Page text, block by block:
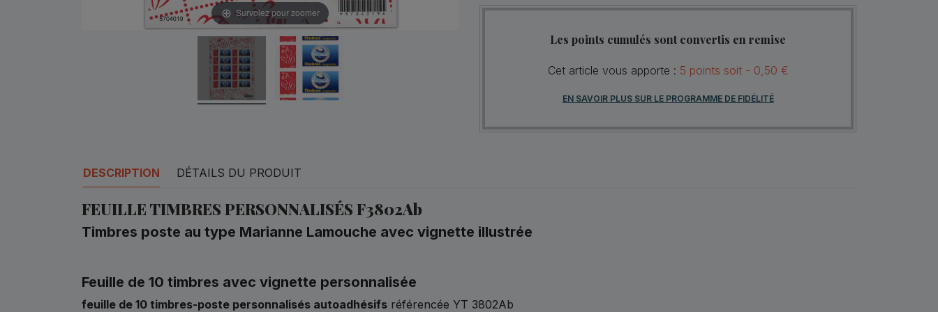
Survolez pour zoomer
Les points cumulés sont convertis en remise
Cet article vous apporte : 5 points soit - 0,50 €
EN SAVOIR PLUS SUR LE PROGRAMME DE FIDÉLITÉ
DESCRIPTION DÉTAILS DU PRODUIT
FEUILLE TIMBRES PERSONNALISÉS F3802Ab
Timbres poste au type Marianne Lamouche avec vignette illustrée
Feuille de 10 timbres avec vignette personnalisée
feuille de 10 timbres-poste personnalisés autoadhésifs référencée YT 3802Ab